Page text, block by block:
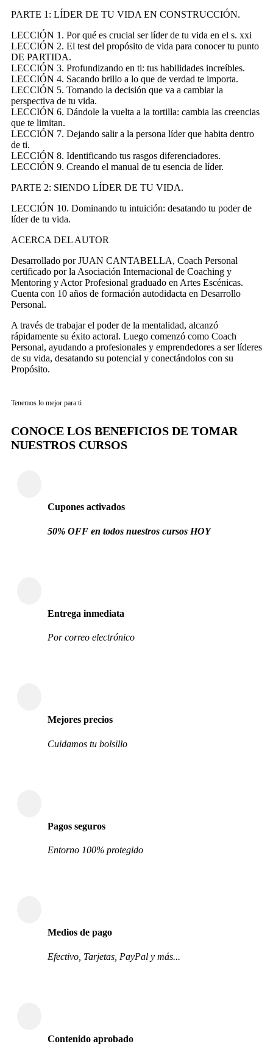
PARTE 1: LÍDER DE TU VIDA EN CONSTRUCCIÓN.
LECCIÓN 1. Por qué es crucial ser líder de tu vida en el s. xxi
LECCIÓN 2. El test del propósito de vida para conocer tu punto
DE PARTIDA.
LECCIÓN 3. Profundizando en ti: tus habilidades increíbles.
LECCIÓN 4. Sacando brillo a lo que de verdad te importa.
LECCIÓN 5. Tomando la decisión que va a cambiar la
perspectiva de tu vida.
LECCIÓN 6. Dándole la vuelta a la tortilla: cambia las creencias
que te limitan.
LECCIÓN 7. Dejando salir a la persona líder que habita dentro
de ti.
LECCIÓN 8. Identificando tus rasgos diferenciadores.
LECCIÓN 9. Creando el manual de tu esencia de líder.
PARTE 2: SIENDO LÍDER DE TU VIDA.
LECCIÓN 10. Dominando tu intuición: desatando tu poder de
líder de tu vida.
ACERCA DEL AUTOR
Desarrollado por JUAN CANTABELLA, Coach Personal
certificado por la Asociación Internacional de Coaching y
Mentoring y Actor Profesional graduado en Artes Escénicas.
Cuenta con 10 años de formación autodidacta en Desarrollo
Personal.
A través de trabajar el poder de la mentalidad, alcanzó
rápidamente su éxito actoral. Luego comenzó como Coach
Personal, ayudando a profesionales y emprendedores a ser líderes
de su vida, desatando su potencial y conectándolos con su
Propósito.
Tenemos lo mejor para ti
CONOCE LOS BENEFICIOS DE TOMAR
NUESTROS CURSOS
Cupones activados
50% OFF en todos nuestros cursos HOY
Entrega inmediata
Por correo electrónico
Mejores precios
Cuidamos tu bolsillo
Pagos seguros
Entorno 100% protegido
Medios de pago
Efectivo, Tarjetas, PayPal y más...
Contenido aprobado